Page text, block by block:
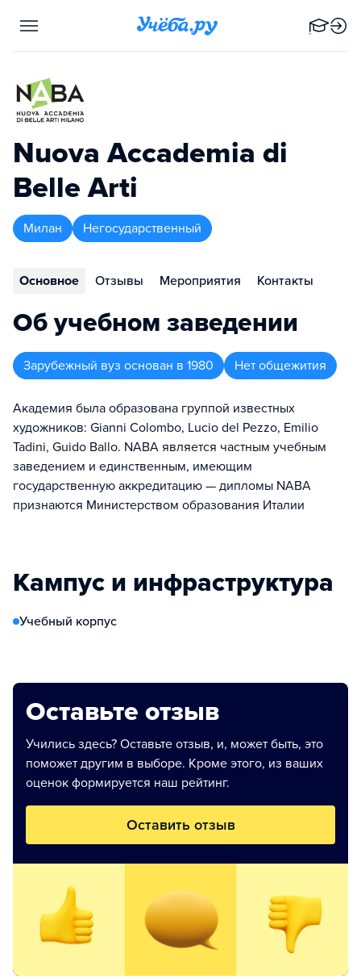
Nuova Accademia di
Belle Arti
Милан Негосударственный
Основное Отзывы Мероприятия Контакты
Об учебном заведении
Зарубежный вуз основан в 1980 Нет общежития
Академия была образована группой известных
художников: Gianni Colombo, Lucio del Pezzo, Emilio
Tadini, Guido Ballo. NABA является частным учебным
заведением и единственным, имеющим
государственную аккредитацию — дипломы NABA
признаются Министерством образования Италии
Кампус и инфраструктура
Учебный корпус
Оставьте отзыв
Учились здесь? Оставьте отзыв, и, может быть, это
поможет другим в выборе. Кроме этого, из ваших
оценок формируется наш рейтинг.
Оставить отзыв